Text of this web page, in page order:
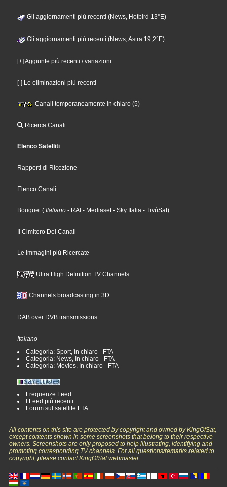
Gli aggiornamenti più recenti (News, Hotbird 13°E)
Gli aggiornamenti più recenti (News, Astra 19,2°E)
[+] Aggiunte più recenti / variazioni
[-] Le eliminazioni più recenti
Canali temporaneamente in chiaro (5)
Ricerca Canali
Elenco Satelliti
Rapporti di Ricezione
Elenco Canali
Bouquet( Italiano - RAI - Mediaset- Sky Italia - TivùSat)
Il Cimitero Dei Canali
Le Immagini più Ricercate
Ultra High Definition TV Channels
Channels broadcasting in 3D
DAB over DVB transmissions
Italiano
Categoria: Sport, In chiaro - FTA
Categoria: News, In chiaro - FTA
Categoria: Movies, In chiaro - FTA
Frequenze Feed
I Feed più recenti
Forum sul satellite FTA
All contents on this site are protected by copyright and owned by KingOfSat,
except contents shown in some screenshots that belong to their respective
owners. Screenshots are only proposed to help illustrating, identifying and
promoting corresponding TV channels. For all questions/remarks related to
copyright, please contact KingOfSat webmaster.